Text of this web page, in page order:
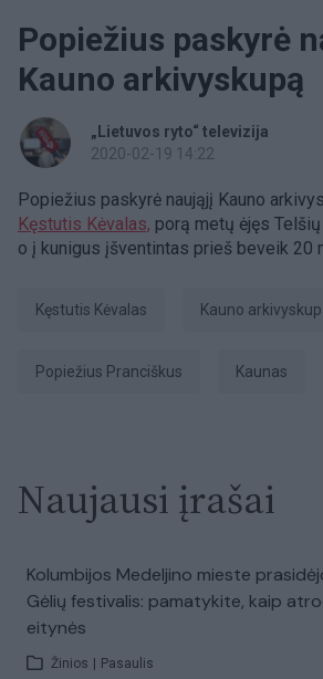
Popiežius paskyrė
Kauno arkivyskupą
„Lietuvos ryto“ televizija
2020-02-19 14:22
Popiežius paskyrė naująjį Kauno
Kęstutis Kėvalas, porą metų ėjęs
o į kunigus įšventintas prieš beveik 20
Kęstutis Kėvalas Kauno
Popiežius Pranciškus Kaunas
Naujausi įrašai
Kolumbijos Medeljino mieste
Gėlių festivalis: pamatykite, kaip
eitynės
Žinios Pasaulis